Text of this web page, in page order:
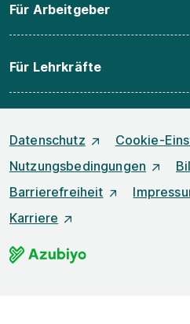
Für Arbeitgeber
Für Lehrkräfte
Datenschutz
Cookie-
Nutzungsbedingungen
Barrierefreiheit
Karriere